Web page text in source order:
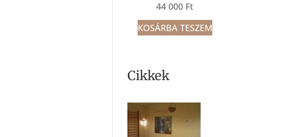
44 000 Ft
KOSÁRBA TESZEM
Cikkek